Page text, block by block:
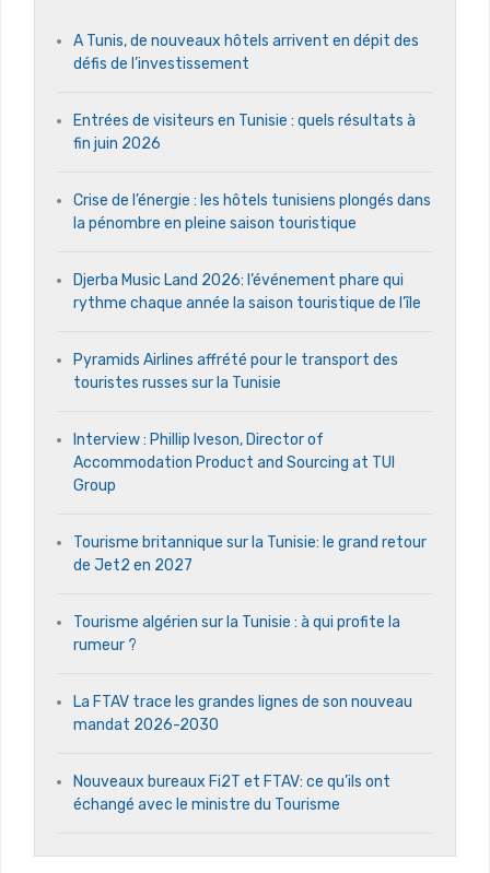
A Tunis, de nouveaux hôtels arrivent en dépit des
défis de l’investissement
Entrées de visiteurs en Tunisie : quels résultats à
fin juin 2026
Crise de l’énergie : les hôtels tunisiens plongés dans
la pénombre en pleine saison touristique
Djerba Music Land 2026: l’événement phare qui
rythme chaque année la saison touristique de l’île
Pyramids Airlines affrété pour le transport des
touristes russes sur la Tunisie
Interview : Phillip Iveson, Director of
Accommodation Product and Sourcing at TUI
Group
Tourisme britannique sur la Tunisie: le grand retour
de Jet2 en 2027
Tourisme algérien sur la Tunisie : à qui profite la
rumeur ?
La FTAV trace les grandes lignes de son nouveau
mandat 2026-2030
Nouveaux bureaux Fi2T et FTAV: ce qu’ils ont
échangé avec le ministre du Tourisme